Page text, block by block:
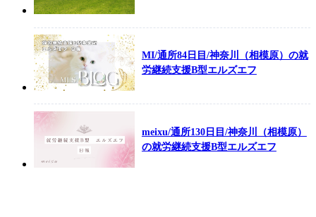
MI/通所84日目/神奈川（相模原）の就
労継続支援B型エルズエフ
meixu/通所130日目/神奈川（相模原）
の就労継続支援B型エルズエフ